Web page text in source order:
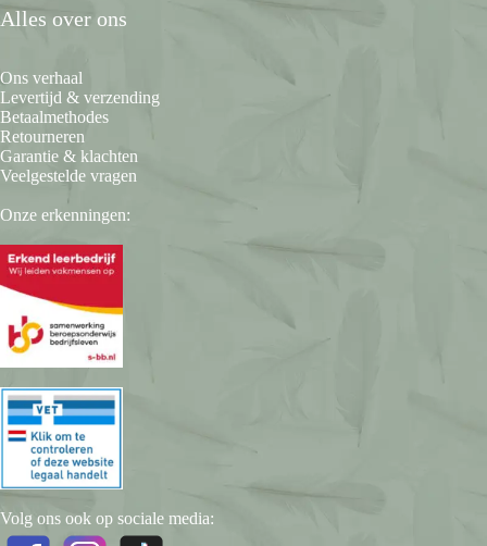
Alles over ons
Ons verhaal
Levertijd & verzending
Betaalmethodes
Retourneren
Garantie & klachten
Veelgestelde vragen
Onze erkenningen:
Volg ons ook op sociale media: